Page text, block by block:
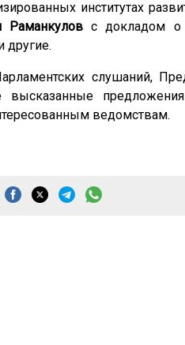
институтах
Раманкулов с докладом о
другие.
слушаний,
высказанные
ведомствам.